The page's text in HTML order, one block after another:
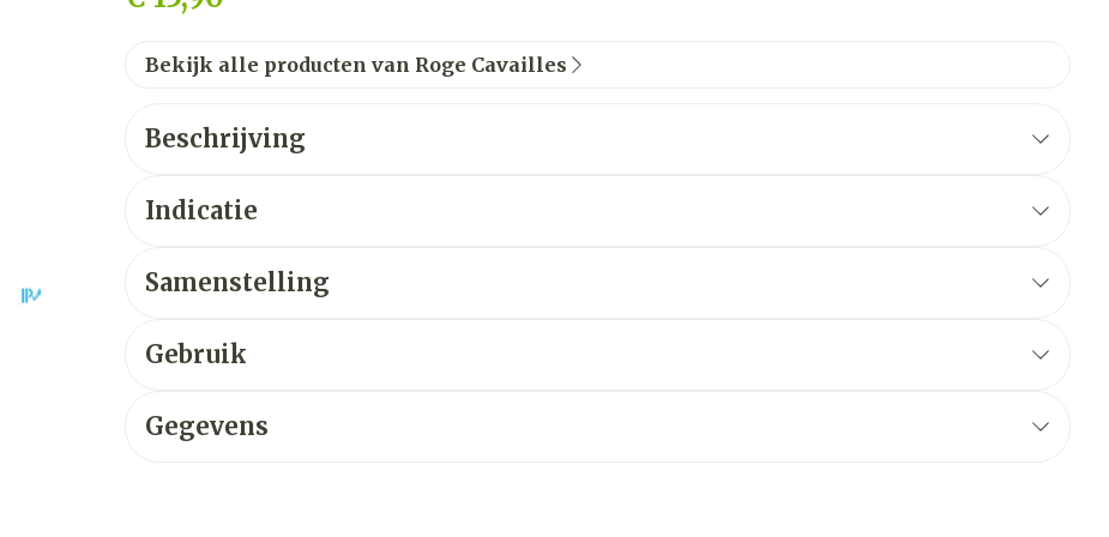
Bekijk alle producten van Roge Cavailles
Beschrijving
Indicatie
Samenstelling
Gebruik
Gegevens